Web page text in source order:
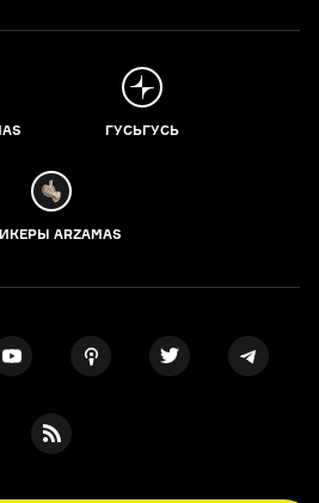
ГУСЬГУСЬ
ARZAMAS